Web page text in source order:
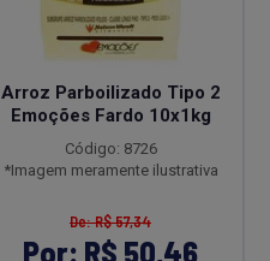
Arroz Parboilizado Tipo 2
Emoções Fardo 10x1kg
Código: 8726
*Imagem meramente ilustrativa
De: R$ 57,34
Por: R$ 50,46